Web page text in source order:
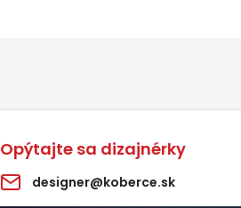
Opýtajte sa dizajnérky
designer@koberce.sk